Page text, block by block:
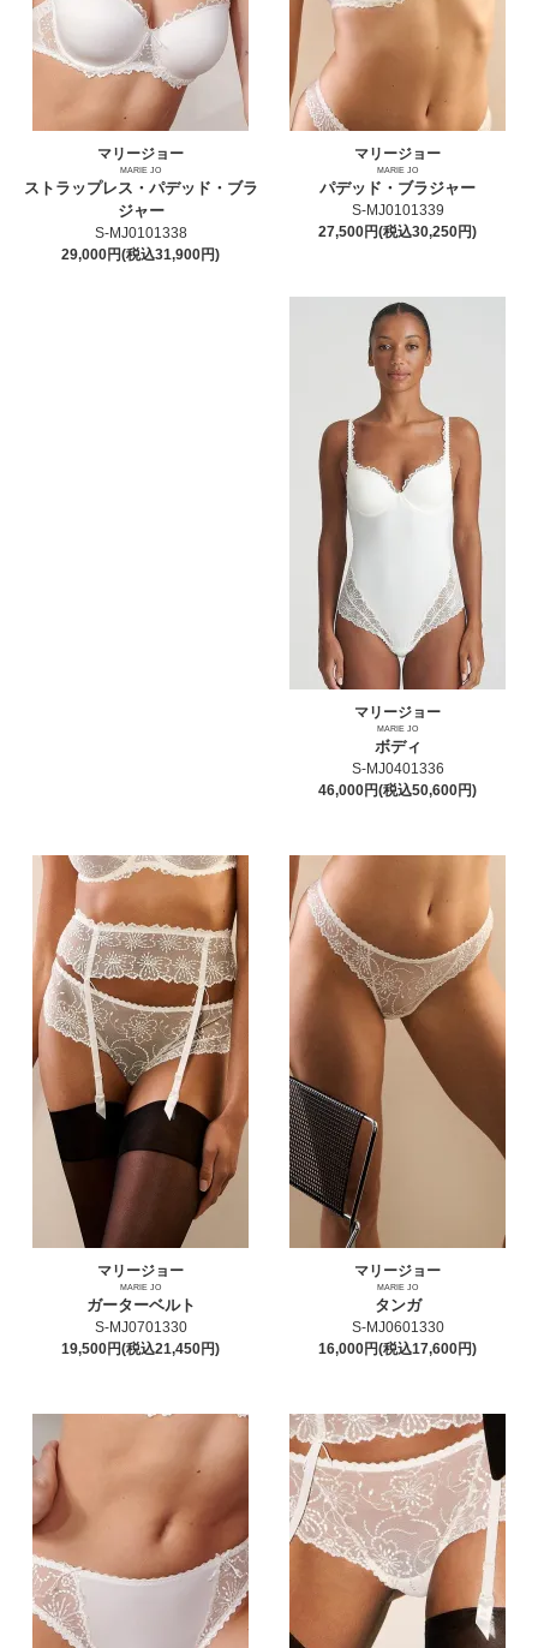
マリージョー
MARIE JO
ストラップレス・パデッド・ブラ
ジャー
S-MJ0101338
29,000円(税込31,900円)
マリージョー
MARIE JO
パデッド・ブラジャー
S-MJ0101339
27,500円(税込30,250円)
マリージョー
MARIE JO
ボディ
S-MJ0401336
46,000円(税込50,600円)
マリージョー
MARIE JO
ガーターベルト
S-MJ0701330
19,500円(税込21,450円)
マリージョー
MARIE JO
タンガ
S-MJ0601330
16,000円(税込17,600円)